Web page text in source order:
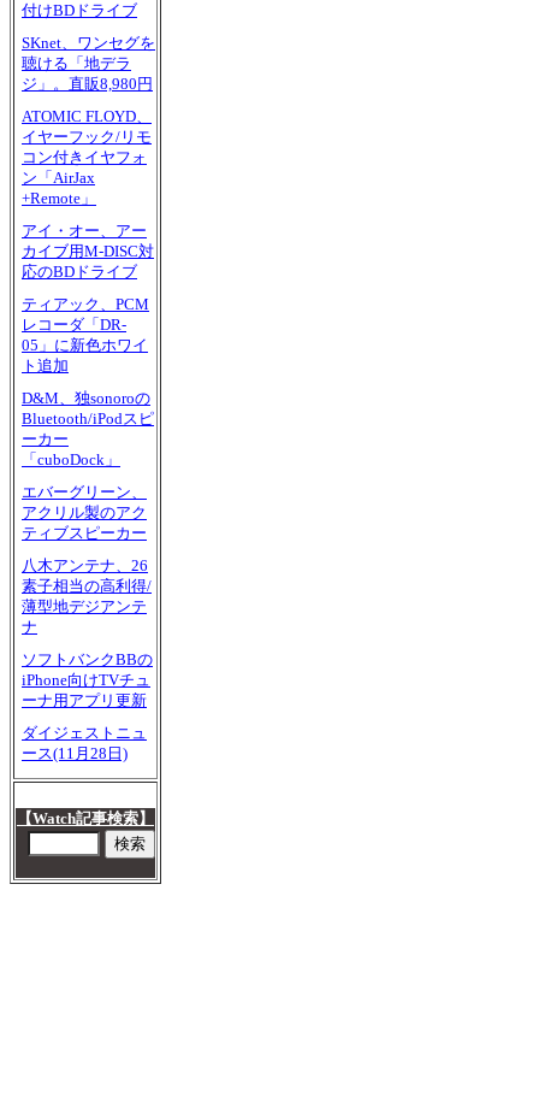
付けBDドライブ
SKnet、ワンセグを
聴ける「地デラ
ジ」。直販8,980円
ATOMIC FLOYD、
イヤーフック/リモ
コン付きイヤフォ
ン「AirJax
+Remote」
アイ・オー、アー
カイブ用M-DISC対
応のBDドライブ
ティアック、PCM
レコーダ「DR-
05」に新色ホワイ
ト追加
D&M、独sonoroの
Bluetooth/iPodスピ
ーカー
「cuboDock」
エバーグリーン、
アクリル製のアク
ティブスピーカー
八木アンテナ、26
素子相当の高利得/
薄型地デジアンテ
ナ
ソフトバンクBBの
iPhone向けTVチュ
ーナ用アプリ更新
ダイジェストニュ
ース(11月28日)
【Watch記事検索】